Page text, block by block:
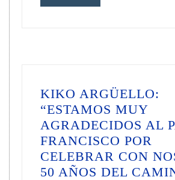
KIKO ARGÜELLO:
“ESTAMOS MUY
AGRADECIDOS AL
FRANCISCO POR
CELEBRAR CON
50 AÑOS DEL